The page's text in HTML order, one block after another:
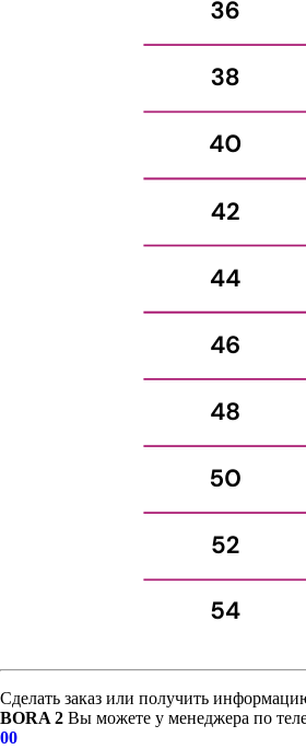
Сделать заказ или получить
BORA 2 Вы можете у менеджера по
00